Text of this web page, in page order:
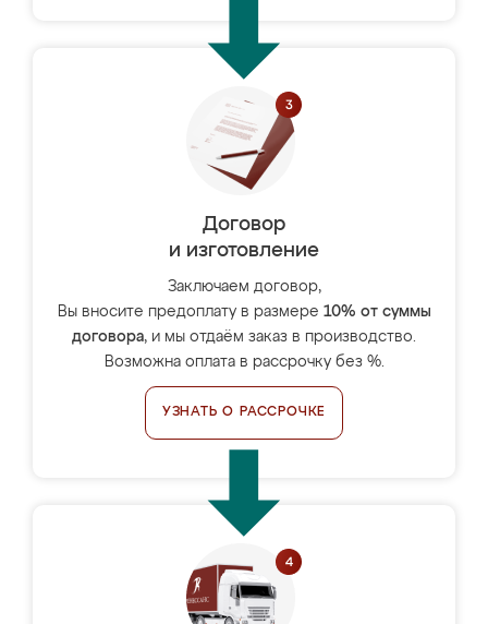
Договор
и изготовление
Заключаем договор,
Вы вносите предоплату в размере 10% от суммы
договора, и мы отдаём заказ в производство.
Возможна оплата в рассрочку без %.
УЗНАТЬ О РАССРОЧКЕ